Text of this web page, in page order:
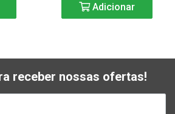
Adicionar
receber nossas ofertas!